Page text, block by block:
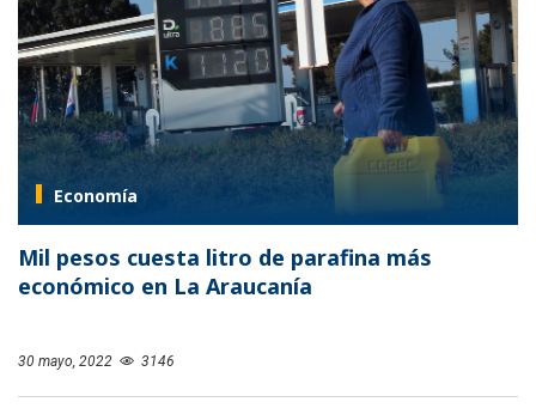
Economía
Mil pesos cuesta litro de parafina más
económico en La Araucanía
30 mayo, 2022 3146